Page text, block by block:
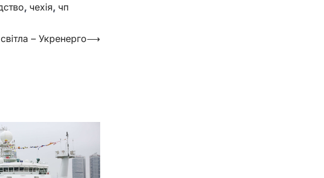
, чехія, чп
– Укренерго⟶